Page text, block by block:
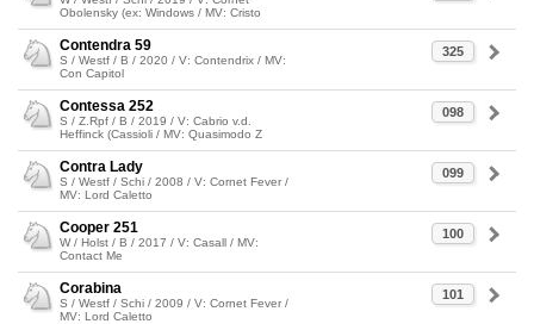
Obolensky (ex: Windows / MV: Cristo
325
Contendra 59
S / Westf / B / 2020 / V: Contendrix / MV:
Con Capitol
098
Contessa 252
S / Z.Rpf / B / 2019 / V: Cabrio v.d.
Heffinck (Cassioli / MV: Quasimodo Z
099
Contra Lady
S / Westf / Schi / 2008 / V: Cornet Fever /
MV: Lord Caletto
100
Cooper 251
W / Holst / B / 2017 / V: Casall / MV:
Contact Me
101
Corabina
S / Westf / Schi / 2009 / V: Cornet Fever /
MV: Lord Caletto